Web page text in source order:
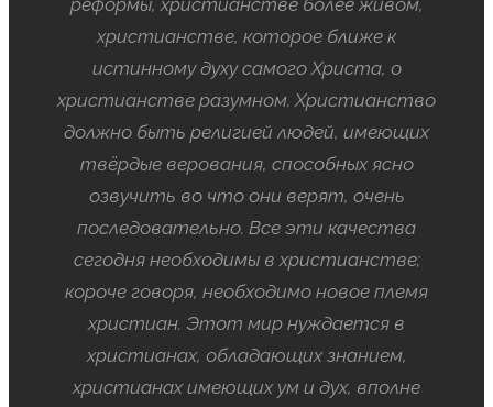
реформы, христианстве более живом,
христианстве, которое ближе к
истинному духу самого Христа, о
христианстве разумном. Христианство
должно быть религией людей, имеющих
твёрдые верования, способных ясно
озвучить во что они верят, очень
последовательно. Все эти качества
сегодня необходимы в христианстве;
короче говоря, необходимо новое племя
христиан. Этот мир нуждается в
христианах, обладающих знанием,
христианах имеющих ум и дух, вполне